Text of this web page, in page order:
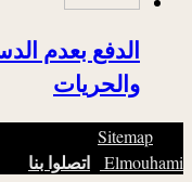
الدفع بعدم
والحريات
Sitemap
Elmouhami اتصلوا بنا